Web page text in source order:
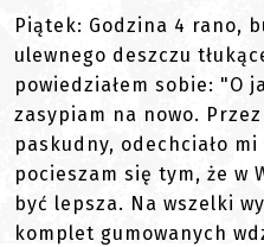
Piątek: Godzina 4 rano,
ulewnego deszczu
powiedziałem sobie: "O
zasypiam na nowo.
paskudny, odechciało
pocieszam się tym, że w
być lepsza. Na wszelki
komplet gumowanych